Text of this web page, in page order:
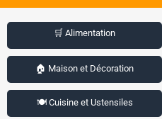
🛒 Alimentation
🏠 Maison et Décoration
🍽️ Cuisine et Ustensiles